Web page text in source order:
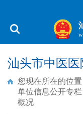
汕头市中医医
您现在所在的位置
单位信息公开专栏
概况